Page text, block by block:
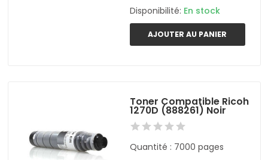
Disponibilité: En stock
AJOUTER AU PANIER
Toner Compatible Ricoh
1270D (888261) Noir
Quantité : 7000 pages